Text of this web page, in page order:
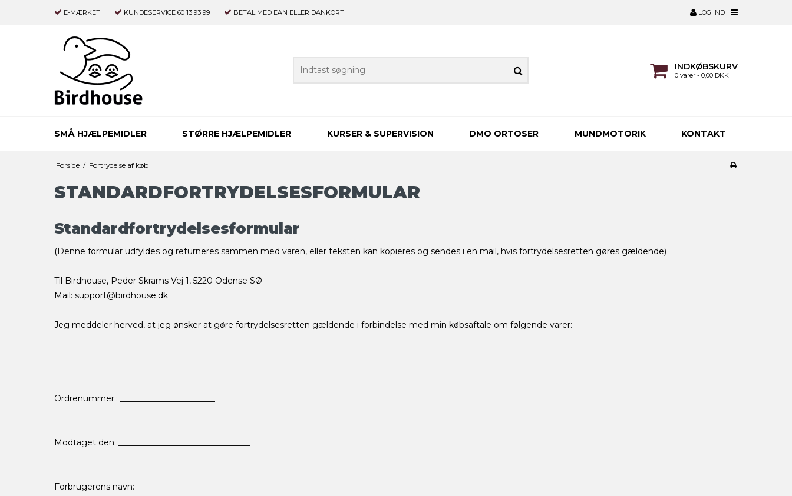
E-MÆRKET KUNDESERVICE 60 13 93 99 BETAL MED EAN ELLER DANKORT LOG IND
INDKØBSKURV
0 varer - 0,00 DKK
SMÅ HJÆLPEMIDLER STØRRE HJÆLPEMIDLER KURSER & SUPERVISION DMO ORTOSER MUNDMOTORIK KONTAKT
Forside / Fortrydelse af køb
STANDARDFORTRYDELSESFORMULAR
Standardfortrydelsesformular
(Denne formular udfyldes og returneres sammen med varen, eller teksten kan kopieres og sendes i en mail, hvis fortrydelsesretten gøres gældende)
Til Birdhouse, Peder Skrams Vej 1, 5220 Odense SØ
Mail: support@birdhouse.dk
Jeg meddeler herved, at jeg ønsker at gøre fortrydelsesretten gældende i forbindelse med min købsaftale om følgende varer:
Ordrenummer.: _______________________
Modtaget den: ________________________________
Forbrugerens navn: _____________________________________________________________________